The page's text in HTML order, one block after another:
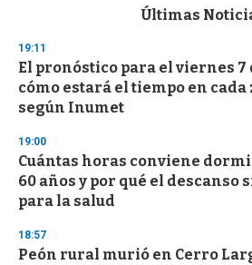
d
s
o
f
3
s
e
c
o
n
d
Últimas
19:11
El pronóstico para el viernes 7
cómo estará el tiempo en cada
según Inumet
19:00
Cuántas horas conviene
60 años y por qué el descanso
para la salud
18:57
Peón rural murió en Cerro